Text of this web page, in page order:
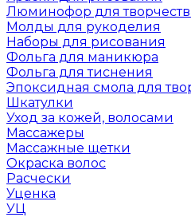
Люминофор для
Молды для рукоделия
Наборы для рисования
Фольга для маникюра
Фольга для тиснения
Эпоксидная смола для
Шкатулки
Уход за кожей, волосами
Массажеры
Массажные щетки
Окраска волос
Расчески
Уценка
УЦ